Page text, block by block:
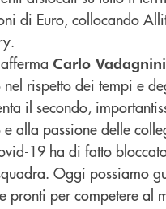
di Euro, collocando
Carlo Vadagnini
rispetto dei tempi e
il secondo,
alla passione delle
19 ha di fatto
Oggi possiamo
pronti per competere al